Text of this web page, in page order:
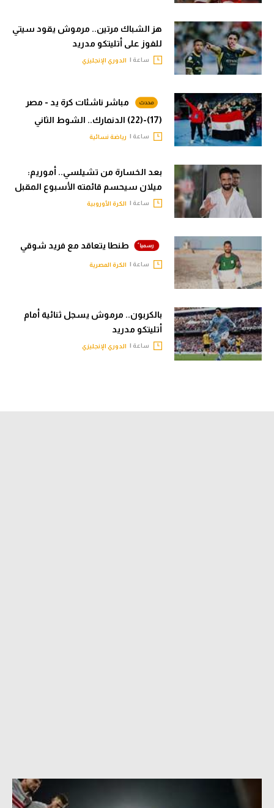
هز الشباك مرتين.. مرموش يقود سيتي
للفوز على أتليتكو مدريد
ساعة | الدوري الإنجليزي
مباشر ناشئات كرة يد - مصر
(17)-(22) الدنمارك.. الشوط الثاني
ساعة | رياضة نسائية
بعد الخسارة من تشيلسي.. أموريم:
ميلان سيحسم قائمته الأسبوع المقبل
ساعة | الكرة الأوروبية
طنطا يتعاقد مع فريد شوقي
ساعة | الكرة المصرية
بالكربون.. مرموش يسجل ثنائية أمام
أتليتكو مدريد
ساعة | الدوري الإنجليزي